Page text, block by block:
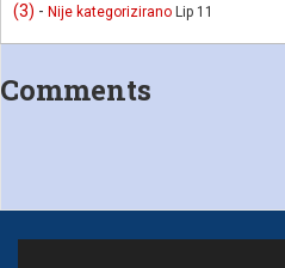
(3) - Nije kategorizirano Lip 11
Comments